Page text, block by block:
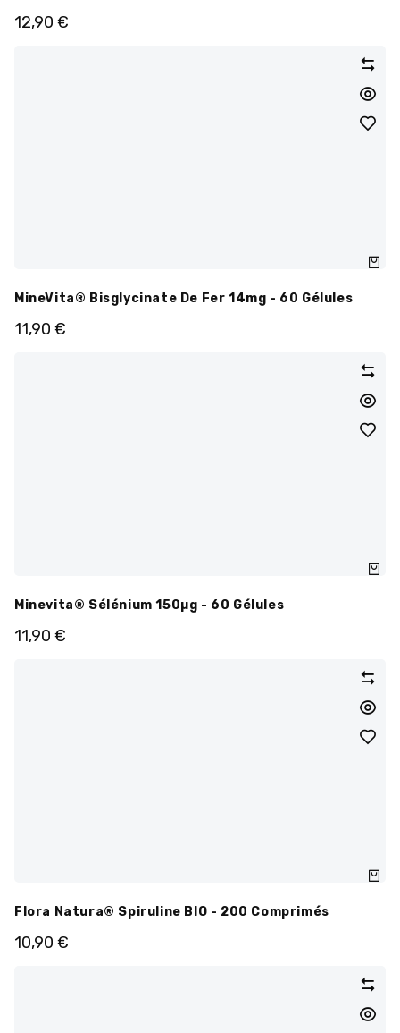
300mg - 90 Gélules
12,90 €
MineVita® Bisglycinate De Fer 14mg - 60 Gélules
11,90 €
Minevita® Sélénium 150µg - 60 Gélules
11,90 €
Flora Natura® Spiruline BIO - 200 Comprimés
10,90 €